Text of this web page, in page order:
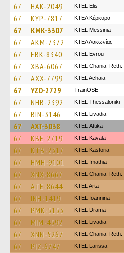
67 HAK-2049 KTEL Elis
67 KYP-7817 ΚΤΕΛ Κέρκυρα
67 KMK-3307 KTEL Messinia
67 AKM-7372 ΚΤΕΛ Λακωνίας
67 EBK-8340 KTEL Evrou
67 XBA-6067 KTEL Chania–Reth.
67 AXX-7799 KTEL Achaia
67 YZO-2729 TrainΟSE
67 NHB-2392 KTEL Thessaloniki
67 BIN-3146 KTEL Livadia
67 AXT-3038 KΤΕL Αttika
67 KBE-2719 KTEL Kavala
67 KTB-2317 KTEL Kastoria
67 HMH-9101 KTEL Imathia
67 XNX-8667 KTEL Chania–Reth.
67 ATE-8644 KTEL Arta
67 INH-1419 KTEL Ioannina
67 PMK-5153 KTEL Drama
67 MIM-4592 KTEL Livadia
67 XNN-5267 KTEL Chania–Reth.
67 PIZ-6747 KTEL Larissa